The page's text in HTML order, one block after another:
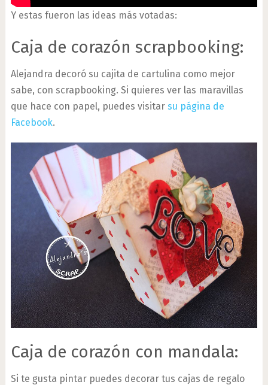
Y estas fueron las ideas más votadas:
Caja de corazón scrapbooking:
Alejandra decoró su cajita de cartulina como mejor
sabe, con scrapbooking. Si quieres ver las maravillas
que hace con papel, puedes visitar su página de
Facebook.
Caja de corazón con mandala:
Si te gusta pintar puedes decorar tus cajas de regalo